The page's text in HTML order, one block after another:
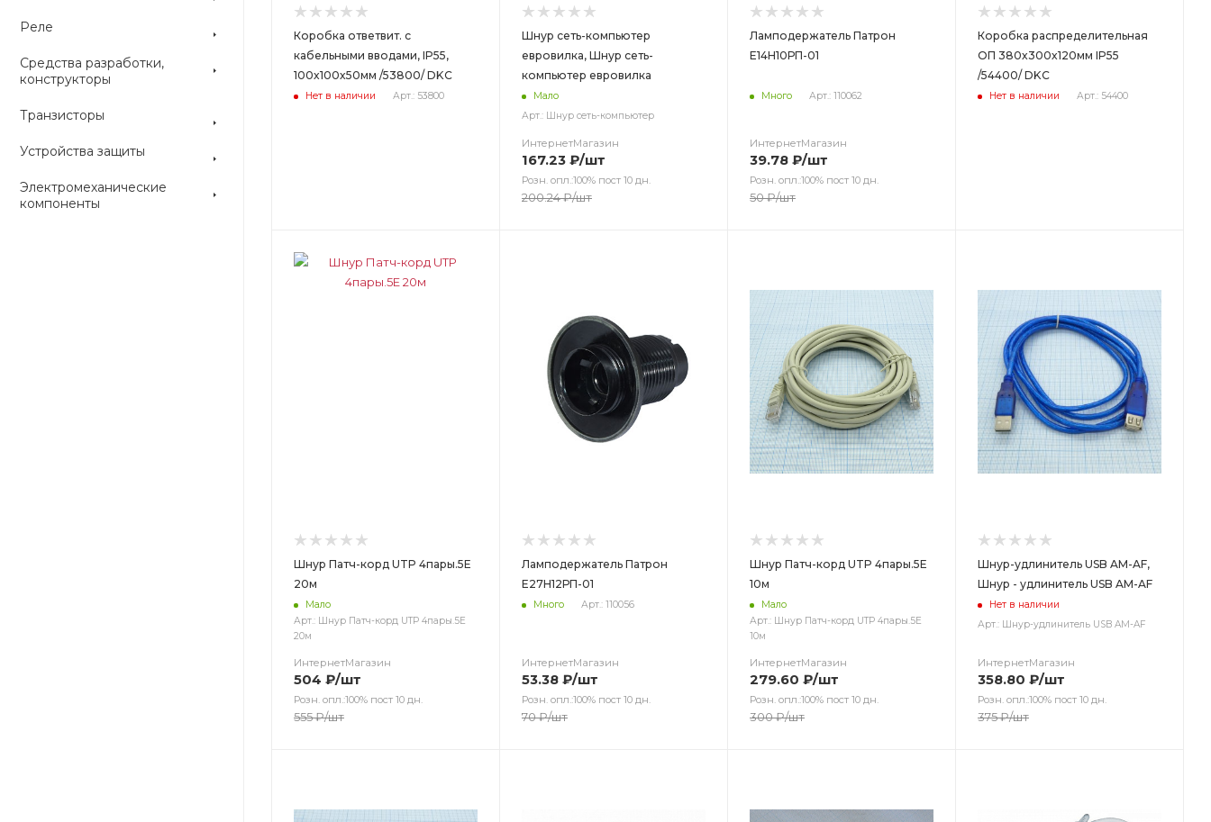
Реле
Средства разработки,
конструкторы
Транзисторы
Устройства защиты
Электромеханические
компоненты
Коробка ответвит. с
кабельными вводами, IP55,
100х100х50мм /53800/ DKC
Нет в наличии Арт.: 53800
Шнур сеть-компьютер
евровилка, Шнур сеть-
компьютер евровилка
Мало
Арт.: Шнур сеть-компьютер
ИнтернетМагазин
167.23 ₽/шт
Розн. опл.:100% пост 10 дн.
200.24₽/шт
Ламподержатель Патрон
Е14Н10РП-01
Много Арт.: 110062
ИнтернетМагазин
39.78 ₽/шт
Розн. опл.:100% пост 10 дн.
50₽/шт
Коробка распределительная
ОП 380х300х120мм IP55
/54400/ DKC
Нет в наличии Арт.: 54400
Шнур Патч-корд UTP 4пары.5Е
20м
Мало
Арт.: Шнур Патч-корд UTP 4пары.5Е
20м
ИнтернетМагазин
504 ₽/шт
Розн. опл.:100% пост 10 дн.
555₽/шт
Цвет
Ламподержатель Патрон
Е27Н12РП-01
Много Арт.: 110056
ИнтернетМагазин
53.38 ₽/шт
Розн. опл.:100% пост 10 дн.
70₽/шт
Шнур Патч-корд UTP 4пары.5Е
10м
Мало
Арт.: Шнур Патч-корд UTP 4пары.5Е
10м
ИнтернетМагазин
279.60 ₽/шт
Розн. опл.:100% пост 10 дн.
300₽/шт
Шнур-удлинитель USB AM-AF,
Шнур - удлинитель USB AM-AF
Нет в наличии
Арт.: Шнур-удлинитель USB AM-AF
ИнтернетМагазин
358.80 ₽/шт
Розн. опл.:100% пост 10 дн.
375₽/шт